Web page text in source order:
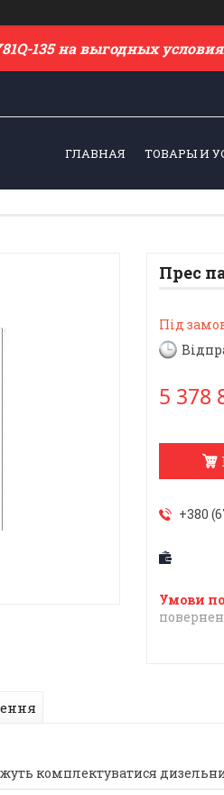
135 на выгодных
ГЛАВНАЯ ТОВАРЫ И
Прес
Під
5 378
+380
комплектуватися